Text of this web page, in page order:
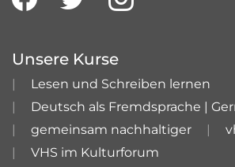
Unsere Kurse
Lesen und Schreiben lernen
Deutsch als Fremdsprache |
gemeinsam nachhaltiger
VHS im Kulturforum